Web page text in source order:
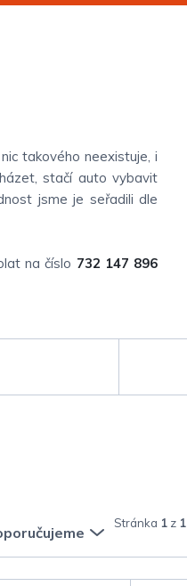
takového neexistuje, i
stačí auto vybavit
jsme je seřadili dle
na číslo 732 147 896
Stránka 1 z 1